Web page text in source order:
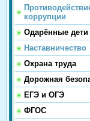
коррупции
Одарённые дети
Наставничество
Охрана труда
Дорожная
ЕГЭ и ОГЭ
ФГОС